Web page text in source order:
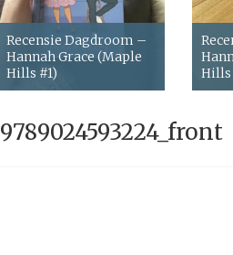
Recensie Dagdroom –
Hannah Grace (Maple
Hills #1)
Hills
9789024593224_front